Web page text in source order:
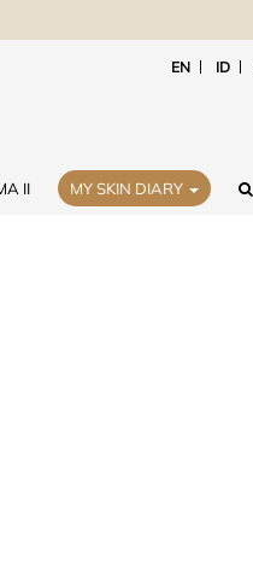
EN ID
II MY SKIN DIARY